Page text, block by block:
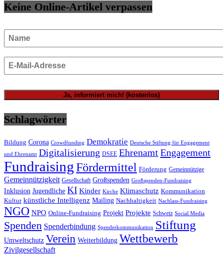
Keine Online-Artikel verpassen
Schlagwörter
Bildung Corona Crowdfunding Demokratie Deutsche Stiftung für Engagement
und Ehrenamt Digitalisierung DSEE EhrenamtEngagement
FundraisingFördermittel Förderung Gemeinnützige
Gemeinnützigkeit Gesellschaft Großspenden Großspenden-Fundraising
Inklusion Jugendliche KI Kinder Kirche Klimaschutz Kommunikation
Kultur künstliche Intelligenz Mailing Nachhaltigkeit Nachlass-Fundraising
NGO NPO Online-Fundraising Projekt Projekte Schweiz Social Media
Spenden Spenderbindung Spenderkommunikation Stiftung
Umweltschutz Verein Weiterbildung Wettbewerb
Zivilgesellschaft